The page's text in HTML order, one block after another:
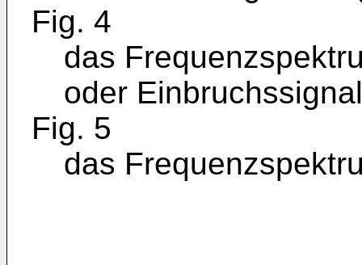
Fig. 4
das
oder
Fig. 5
das